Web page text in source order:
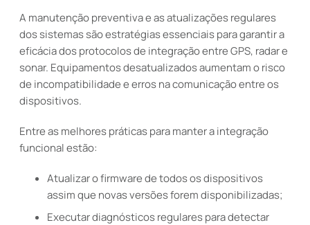
A manutenção preventiva e as atualizações regulares
dos sistemas são estratégias essenciais para garantir a
eficácia dos protocolos de integração entre GPS, radar e
sonar. Equipamentos desatualizados aumentam o risco
de incompatibilidade e erros na comunicação entre os
dispositivos.
Entre as melhores práticas para manter a integração
funcional estão:
Atualizar o firmware de todos os dispositivos
assim que novas versões forem disponibilizadas;
Executar diagnósticos regulares para detectar